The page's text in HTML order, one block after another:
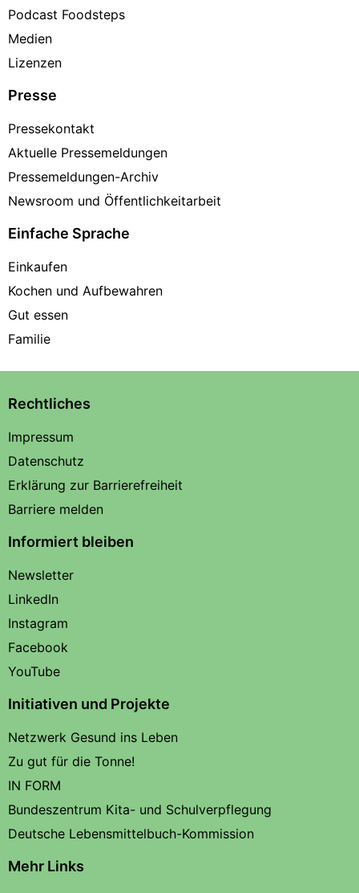
Podcast Foodsteps
Medien
Lizenzen
Presse
Pressekontakt
Aktuelle Pressemeldungen
Pressemeldungen-Archiv
Newsroom und Öffentlichkeitarbeit
Einfache Sprache
Einkaufen
Kochen und Aufbewahren
Gut essen
Familie
Rechtliches
Impressum
Datenschutz
Erklärung zur Barrierefreiheit
Barriere melden
Informiert bleiben
Newsletter
LinkedIn
Instagram
Facebook
YouTube
Initiativen und Projekte
Netzwerk Gesund ins Leben
Zu gut für die Tonne!
IN FORM
Bundeszentrum Kita- und Schulverpflegung
Deutsche Lebensmittelbuch-Kommission
Mehr Links